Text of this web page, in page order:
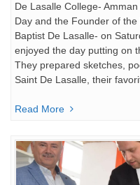
De Lasalle College-
Day and the Founder of
Baptist De Lasalle- on
enjoyed the day putting on
They prepared sketches,
Saint De Lasalle, their
Read More